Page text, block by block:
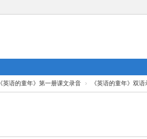
《英语的童年》第一册课文录音 › 《英语的童年》双